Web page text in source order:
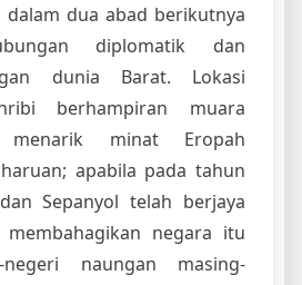
dalam dua abad berikutnya
diplomatik dan
dunia Barat. Lokasi
berhampiran muara
menarik minat Eropah
apabila pada tahun
Sepanyol telah berjaya
membahagikan negara itu
negeri naungan masing-